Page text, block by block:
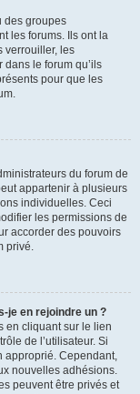
des groupes
les forums. Ils ont la
verrouiller, les
le forum qu’ils
pour que les
du forum de
appartenir à plusieurs
individuelles. Ceci
les permissions de
accorder des pouvoirs
privé.
je en rejoindre un ?
en cliquant sur le lien
de l’utilisateur. Si
approprié. Cependant,
nouvelles adhésions.
peuvent être privés et